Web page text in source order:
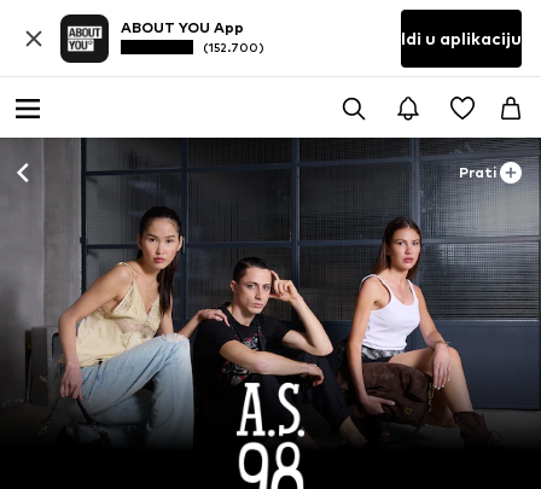
ABOUT YOU App
(152.700) Idi u aplikaciju
Prati